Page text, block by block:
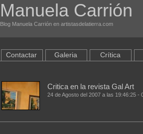
Manuela Carrión
Blog Manuela Carrión en artistasdelatierra.com
Contactar Galeria Crítica
Critica en la revista Gal Art
24 de Agosto del 2007 a las 19:46:25